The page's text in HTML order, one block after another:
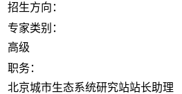
招生方向：
专家类别：
高级
职务：
北京城市生态系统研究站站长助理